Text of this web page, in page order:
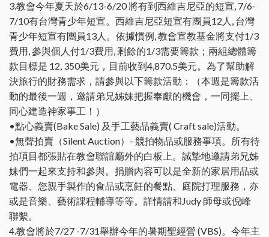
3.教會今年夏天於6/13-6/20 將有到西維吉尼亞的短宣, 7/6-
7/10有台灣青少年短宣。西維吉尼亞短宣有團員12人, 台灣
青少年短宣有團員13人。依據慣例, 教會宣教基金將支付1/3
費用, 參與個人付1/3費用, 剩餘的1/3需要籌款；兩組總體籌
款目標是 12, 350美元，目前收到4,870.5美元。為了幫助解
決旅行的財務需求，請參與以下籌款活動：（本週是籌款活
動的最後一週，邀請弟兄姊妹把握奉獻的機會，一同擺上、
同心建造神家事工！）
•點心義賣(Bake Sale) 及手工藝品義賣( Craft sale)活動。
•無聲拍賣（Silent Auction）- 競拍物品或服務事項。所有待
拍項目都張貼在教會聯誼廳外的白板上。誠摯地邀請弟兄姊
妹們一起來支持和參與。捐贈內容可以是全新的家居用品或
電器、您親手製作的食品或烹飪的餐點、庭院打理服務，亦
或是音樂、藝術課程輔導等等。詳情請和Judy 師母或倪峰
聯繫。
4.教會將於7/27 -7/31舉辦今年的暑期聖經營 (VBS)。今年主